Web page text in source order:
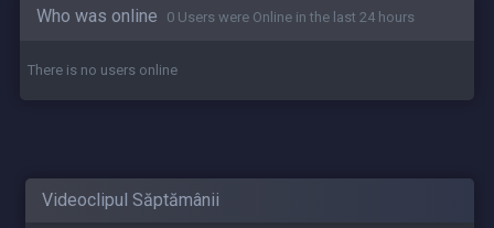
Who was online 0 Users were Online in the last 24 hours
There is no users online
Videoclipul Săptămânii